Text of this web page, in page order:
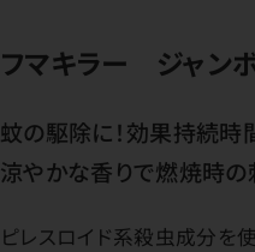
フマキラー ジャン
蚊の駆除に！効果持続
涼やかな香りで燃焼時の
ピレスロイド系殺虫成分を